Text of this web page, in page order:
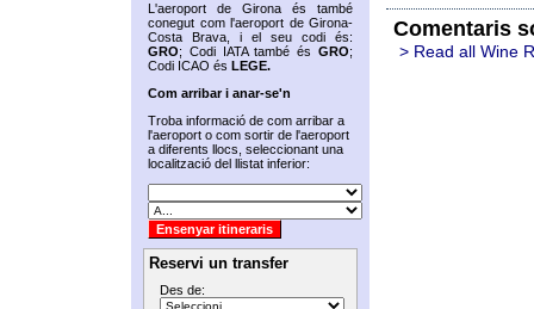
L'aeroport de Girona és també
conegut com l'aeroport de Girona-
Costa Brava, i el seu codi és:
GRO; Codi IATA també és GRO;
Codi ICAO és LEGE.
Com arribar i anar-se'n
Troba informació de com arribar a
l'aeroport o com sortir de l'aeroport
a diferents llocs, seleccionant una
localització del llistat inferior:
Reservi un transfer
Des de:
Comentaris
> Read all Wine